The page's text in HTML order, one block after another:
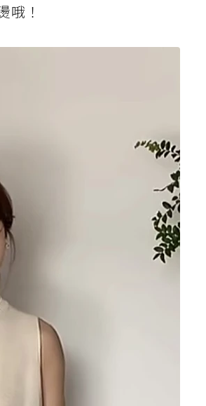
哦！